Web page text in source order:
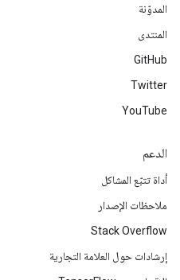
المدوّنة
المنتدى
GitHub
Twitter
YouTube
الدعم
أداة تتبّع المشاكل
ملاحظات الإصدار
Stack Overflow
إرشادات حول العلامة التجارية